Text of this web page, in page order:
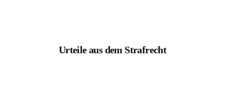
Urteile aus dem Strafrecht